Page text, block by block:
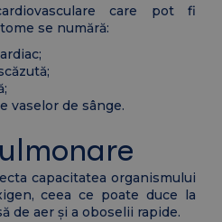
care pot fi
se numără:
vaselor de sânge.
capacitatea organismului
ceea ce poate duce la
de aer și a oboselii rapide.